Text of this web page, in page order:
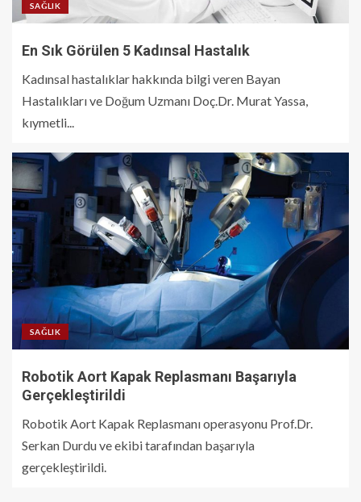
SAĞLIK
En Sık Görülen 5 Kadınsal Hastalık
Kadınsal hastalıklar hakkında bilgi veren Bayan
Hastalıkları ve Doğum Uzmanı Doç.Dr. Murat Yassa,
kıymetli...
SAĞLIK
Robotik Aort Kapak Replasmanı Başarıyla
Gerçekleştirildi
Robotik Aort Kapak Replasmanı operasyonu Prof.Dr.
Serkan Durdu ve ekibi tarafından başarıyla
gerçekleştirildi.